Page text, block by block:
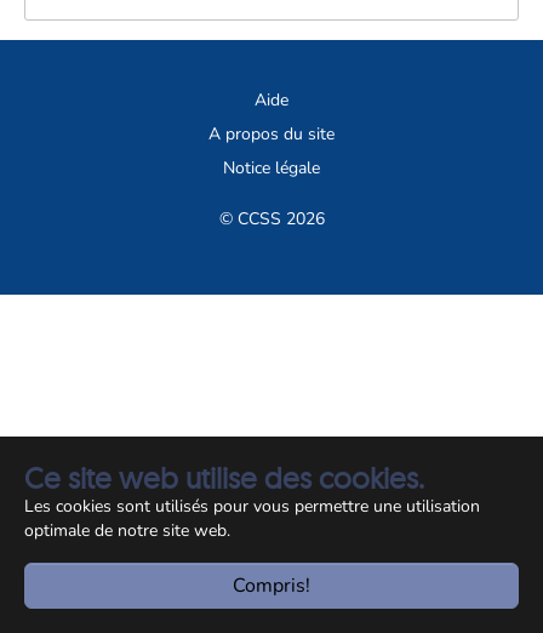
Ce site web utilise des cookies.
Les cookies sont utilisés pour vous permettre une utilisation
optimale de notre site web.
Compris!
Aide
A propos du site
Notice légale
© CCSS 2026